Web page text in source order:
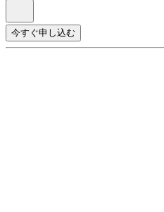
今すぐ申し込む